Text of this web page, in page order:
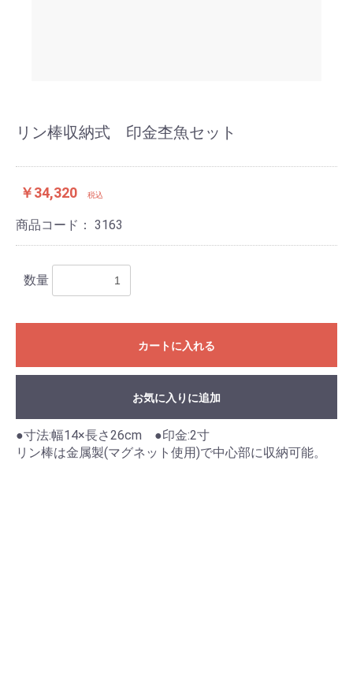
リン棒収納式 印金杢魚セット
￥34,320 税込
商品コード： 3163
数量
カートに入れる
お気に入りに追加
●寸法:幅14×長さ26cm ●印金:2寸
リン棒は金属製(マグネット使用)で中心部に収納可能。